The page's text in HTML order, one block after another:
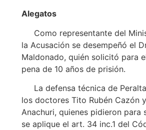
Alegatos
Como representante del
la Acusación se desempeñó el
Maldonado, quién solicitó para
pena de 10 años de prisión.
La defensa técnica de
los doctores Tito Rubén Cazón
Anachuri, quienes pidieron para
se aplique el art. 34 inc.1 del